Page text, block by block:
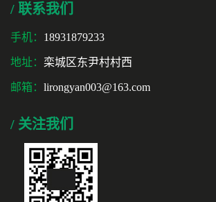
/ 联系我们
手机： 18931879233
地址： 栾城区东尹村村西
邮箱： lirongyan003@163.com
/ 关注我们